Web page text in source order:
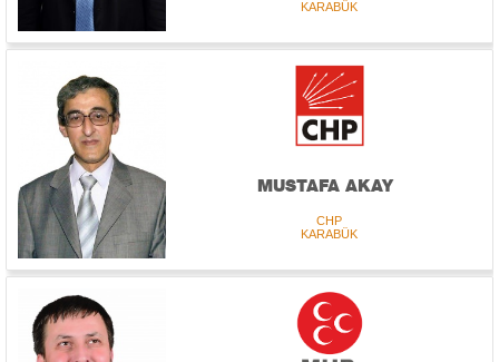
KARABÜK
MUSTAFA AKAY
CHP
KARABÜK